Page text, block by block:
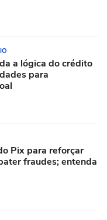
a lógica do crédito
para
Pix para reforçar
fraudes; entenda